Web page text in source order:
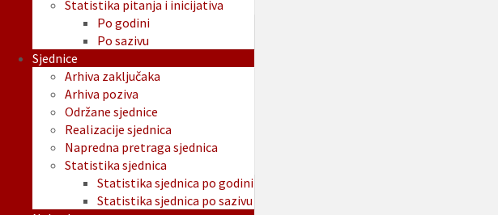
Statistika pitanja i inicijativa
Po godini
Po sazivu
Sjednice
Arhiva zaključaka
Arhiva poziva
Održane sjednice
Realizacije sjednica
Napredna pretraga sjednica
Statistika sjednica
Statistika sjednica po godini
Statistika sjednica po sazivu